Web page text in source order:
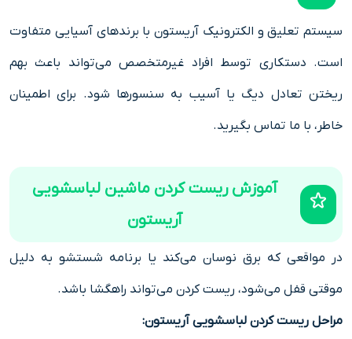
سیستم تعلیق و الکترونیک آریستون با برندهای آسیایی متفاوت
است. دستکاری توسط افراد غیرمتخصص می‌تواند باعث بهم
ریختن تعادل دیگ یا آسیب به سنسورها شود. برای اطمینان
خاطر، با ما تماس بگیرید.
آموزش ریست کردن ماشین لباسشویی
آریستون
در مواقعی که برق نوسان می‌کند یا برنامه شستشو به دلیل
موقتی قفل می‌شود، ریست کردن می‌تواند راهگشا باشد.
مراحل ریست کردن لباسشویی آریستون: